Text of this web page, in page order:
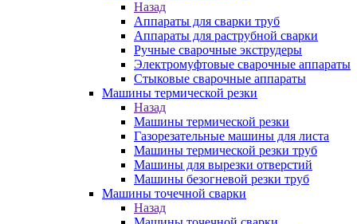
Назад
Аппараты для сварки труб
Аппараты для раструбной сварки
Ручные сварочные экструдеры
Электромуфтовые сварочные аппараты
Стыковые сварочные аппараты
Машины термической резки
Назад
Машины термической резки
Газорезательные машины для листа
Машины термической резки труб
Машины для вырезки отверстий
Машины безогневой резки труб
Машины точечной сварки
Назад